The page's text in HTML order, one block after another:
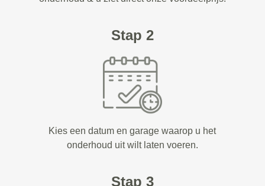
Stap 2
Kies een datum en garage waarop u het
onderhoud uit wilt laten voeren.
Stap 3